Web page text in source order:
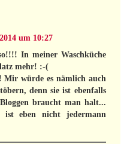
um 10:27
In meiner Waschküche
mehr! :-(
Mir würde es nämlich auch
denn sie ist ebenfalls
braucht man halt...
ist eben nicht jedermann